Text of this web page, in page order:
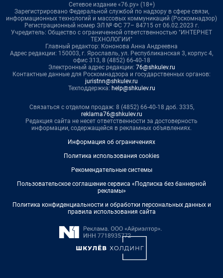
Сетевое издание «76.ру» (18+)
Зарегистрировано Федеральной службой по надзору в сфере связи,
информационных технологий и массовых коммуникаций (Роскомнадзор)
Регистрационный номер ЭЛ № ФС 77– 84715 от 06.02.2023 г.
Учредитель: Общество с ограниченной ответственностью "ИНТЕРНЕТ
ТЕХНОЛОГИИ"
Главный редактор: Кононова Анна Андреевна
Адрес редакции: 150003, г. Ярославль, ул. Республиканская 3, корпус 4,
офис 313, 8 (4852) 66-40-18
Электронный адрес редакции: 76@shkulev.ru
Контактные данные для Роскомнадзора и государственных органов:
juristnn@shkulev.ru
Техподдержка: help@shkulev.ru
Связаться с отделом продаж: 8 (4852) 66-40-18 доб. 3335,
reklama76@shkulev.ru
Редакция сайта не несет ответственности за достоверность
информации, содержащейся в рекламных объявлениях.
Информация об ограничениях
Политика использования cookies
Рекомендательные системы
Пользовательское соглашение сервиса «Подписка без баннерной
рекламы»
Политика конфиденциальности и обработки персональных данных и
правила использования сайта